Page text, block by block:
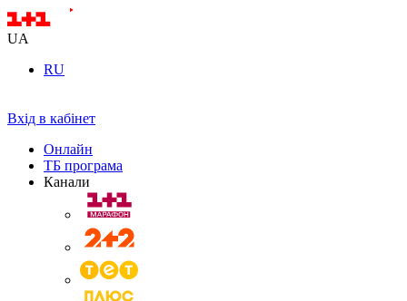
UA
RU
Вхід в кабінет
Онлайн
ТБ програма
Канали